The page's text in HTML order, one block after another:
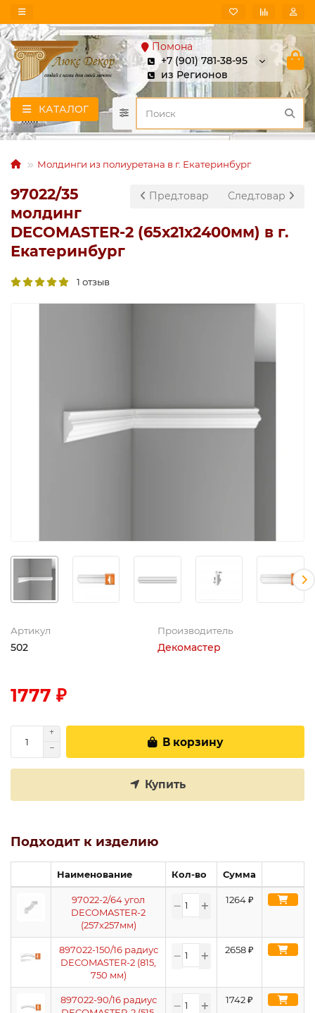
Помона
+7 (901) 781-38-95
из Регионов
КАТАЛОГ
Молдинги из полиуретана в г. Екатеринбург
Пред.товар След.товар
97022/35
молдинг
DECOMASTER-2 (65х21х2400мм) в г.
Екатеринбург
1 отзыв
Артикул
502
Производитель
Декомастер
1777 ₽
В корзину
Купить
Подходит к изделию
Наименование Кол-во Сумма
97022-2/64 угол
DECOMASTER-2
(257х257мм)
1264₽
897022-150/16 радиус
DECOMASTER-2 (815,
750 мм)
2658₽
897022-90/16 радиус
1742₽